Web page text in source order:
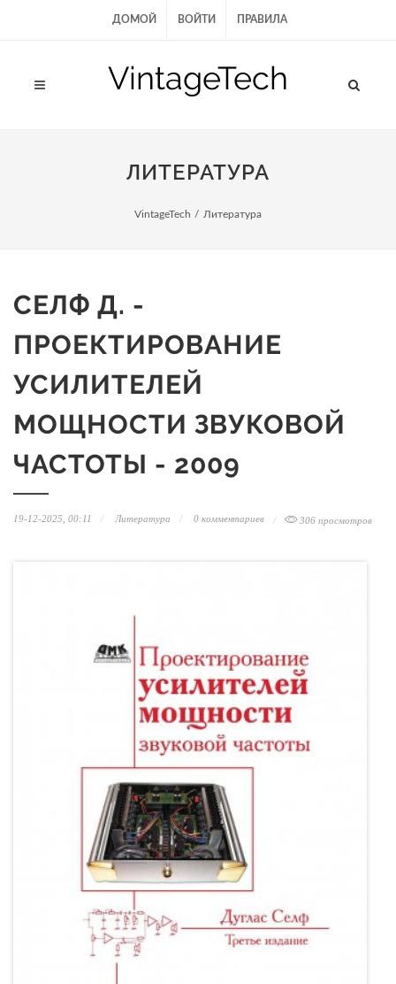
ДОМОЙ ВОЙТИ ПРАВИЛА
VintageTech
ЛИТЕРАТУРА
VintageTech / Литература
СЕЛФ Д. -
ПРОЕКТИРОВАНИЕ
УСИЛИТЕЛЕЙ
МОЩНОСТИ ЗВУКОВОЙ
ЧАСТОТЫ - 2009
19-12-2025, 00:11 Литература 0 комментариев 306 просмотров